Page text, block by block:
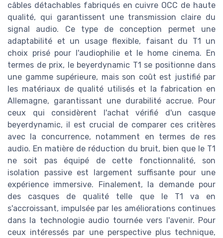
câbles détachables fabriqués en cuivre OCC de haute
qualité, qui garantissent une transmission claire du
signal audio. Ce type de conception permet une
adaptabilité et un usage flexible, faisant du T1 un
choix prisé pour l'audiophilie et le home cinema. En
termes de prix, le beyerdynamic T1 se positionne dans
une gamme supérieure, mais son coût est justifié par
les matériaux de qualité utilisés et la fabrication en
Allemagne, garantissant une durabilité accrue. Pour
ceux qui considèrent l'achat vérifié d'un casque
beyerdynamic, il est crucial de comparer ces critères
avec la concurrence, notamment en termes de res
audio. En matière de réduction du bruit, bien que le T1
ne soit pas équipé de cette fonctionnalité, son
isolation passive est largement suffisante pour une
expérience immersive. Finalement, la demande pour
des casques de qualité telle que le T1 va en
s'accroissant, impulsée par les améliorations continues
dans la technologie audio tournée vers l'avenir. Pour
ceux intéressés par une perspective plus technique,